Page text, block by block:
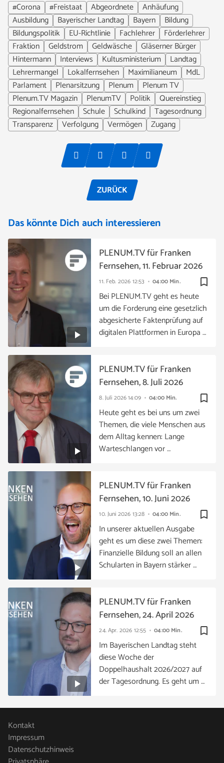
#Corona #Freistaat Abgeordnete
Anhäufung
Ausbildung
Bayerischer Landtag Bayern
Bildung
Bildungspolitik
EU-Richtlinie Fachlehrer
Förderlehrer
Fraktion
Geldstrom Geldwäsche
Gläserner Bürger
Hintermann
Interviews Kultusministerium
Landtag
Lehrermangel
Lokalfernsehen Maximilianeum
MdL
Parlament
Plenarsitzung Plenum
Plenum TV
Plenum.TV Magazin
PlenumTV Politik
Quereinstieg
Regionalfernsehen
Schule Schulkind
Tagesordnung
Transparenz
Verfolgung Vermögen Zugang
ZURÜCK
Das könnte Dich auch interessieren
bookmark_border
11. Feb. 2026 12:53 04:00 Min.
PLENUM.TV für Franken
Fernsehen, 11. Februar 2026
Bei PLENUM.TV geht es heute
um die Forderung eine gesetzlich
abgesicherte Faktenprüfung auf
digitalen Plattformen in Europa …
bookmark_border
8. Juli 202614:09 04:00 Min.
PLENUM.TV für Franken
Fernsehen, 8. Juli 2026
Heute geht es bei uns um zwei
Themen, die viele Menschen aus
dem Alltag kennen: Lange
Warteschlangen vor …
bookmark_border
10. Juni 2026 13:28 04:00 Min.
PLENUM.TV für Franken
Fernsehen, 10. Juni 2026
In unserer aktuellen Ausgabe
geht es um diese zwei Themen:
Finanzielle Bildung soll an allen
Schularten in Bayern stärker …
bookmark_border
24. Apr. 2026 12:55 04:00 Min.
PLENUM.TV für Franken
Fernsehen, 24. April 2026
Im Bayerischen Landtag steht
diese Woche der
Doppelhaushalt 2026/2027 auf
der Tagesordnung. Es geht um …
Kontakt
Impressum
Datenschutzhinweis